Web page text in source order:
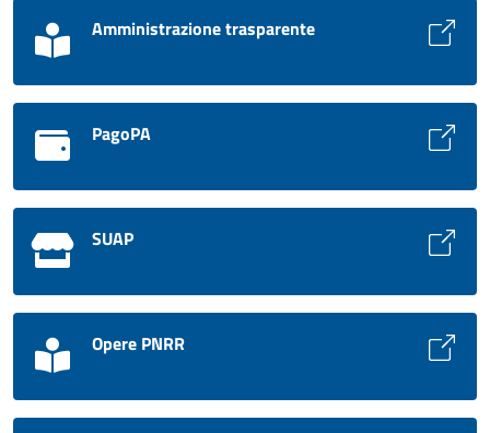
Amministrazione trasparente
PagoPA
SUAP
Opere PNRR